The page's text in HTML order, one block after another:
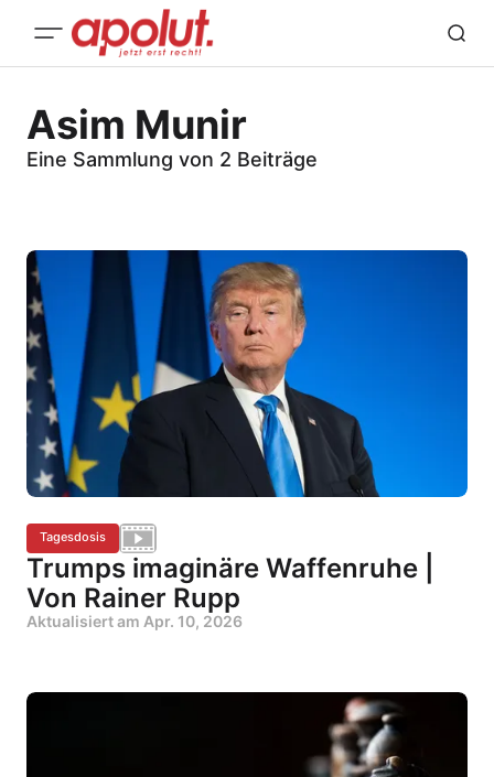
Asim Munir
Eine Sammlung von 2 Beiträge
Tagesdosis
Trumps imaginäre Waffenruhe |
Von Rainer Rupp
Aktualisiert am Apr. 10, 2026